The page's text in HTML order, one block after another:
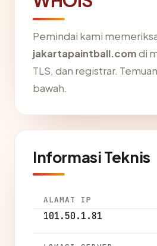
Pemindai kami
jakartapaintball.comdi
TLS, dan registrar.
bawah.
Informasi Teknis
ALAMAT IP
101.50.1.81